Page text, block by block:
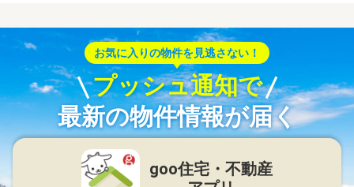
お気に入りの物件を見逃さない！
プッシュ通知で
最新の物件情報が届く
goo住宅・不動産